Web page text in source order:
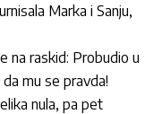
Marka i Sanju,
na raskid: Probudio u
mu se pravda!
nula, pa pet